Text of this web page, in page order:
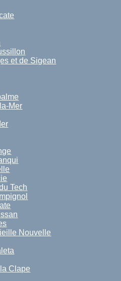
et de Sigean
Mer
Tech
Nouvelle
Clape